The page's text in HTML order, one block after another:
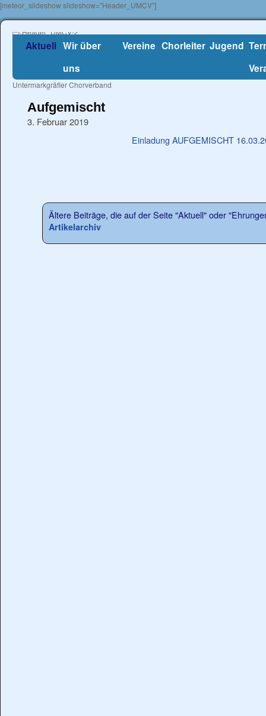
[meteor_slideshow slideshow="Header_UMCV"]
Aktuell Wir über
uns
Vereine Chorleiter Jugend
Untermarkgräfler Chorverband
Aufgemischt
3. Februar 2019
Einladung AUFGEMISCHT
Ältere Beiträge, die auf der Seite "Aktuell" oder
Artikelarchiv